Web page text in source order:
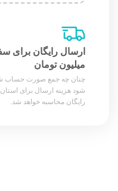
میلیون تومان
شود هزینه ارسال برای
رایگان محاسبه خواهد شد.